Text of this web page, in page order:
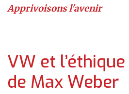
Apprivoisons l'avenir
VW et
de Max Weber